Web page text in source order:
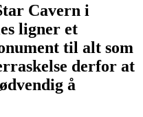
Cavern i
ligner et
til alt som
derfor at
å